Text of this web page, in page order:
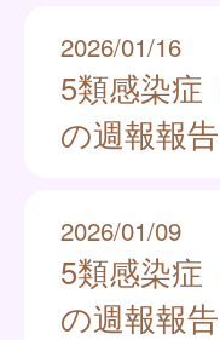
2026/01/16
5類感染症
の週報報
2026/01/09
5類感染症
の週報報